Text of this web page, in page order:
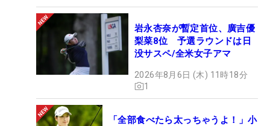
岩永杏奈が暫定首位、廣吉優
梨菜8位 予選ラウンドは日
没サスペ/全米女子アマ
2026年8月6日 (木) 11時18分
1
「全部食べたら太っちゃうよ！」小